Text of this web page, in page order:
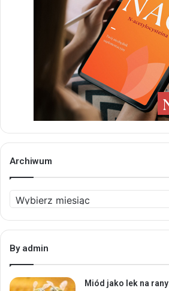
Archiwum
Archiwum
By admin
Miód jako lek na rany